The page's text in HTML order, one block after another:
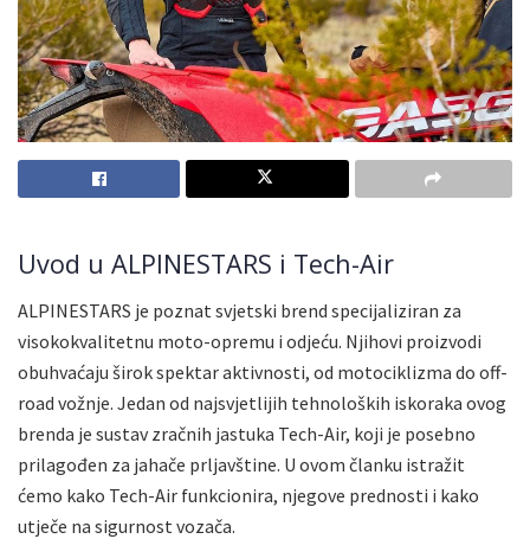
Uvod u ALPINESTARS i Tech-Air
ALPINESTARS je poznat svjetski brend specijaliziran za
visokokvalitetnu moto-opremu i odjeću. Njihovi proizvodi
obuhvaćaju širok spektar aktivnosti, od motociklizma do off-
road vožnje. Jedan od najsvjetlijih tehnoloških iskoraka ovog
brenda je sustav zračnih jastuka Tech-Air, koji je posebno
prilagođen za jahače prljavštine. U ovom članku istražit
ćemo kako Tech-Air funkcionira, njegove prednosti i kako
utječe na sigurnost vozača.